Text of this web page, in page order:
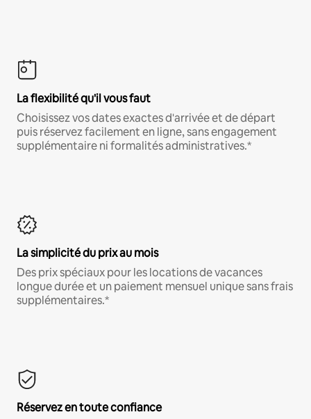
La flexibilité qu'il vous faut
Choisissez vos dates exactes d'arrivée et de départ
puis réservez facilement en ligne, sans engagement
supplémentaire ni formalités administratives.*
La simplicité du prix au mois
Des prix spéciaux pour les locations de vacances
longue durée et un paiement mensuel unique sans frais
supplémentaires.*
Réservez en toute confiance